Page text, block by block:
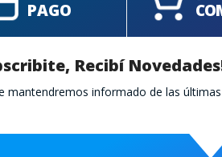
PAGO
Recibí
mantendremos informado de las